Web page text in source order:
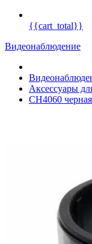
{{cart_total}}
Видеонаблюдение
Аксессуары
CH4060 черная